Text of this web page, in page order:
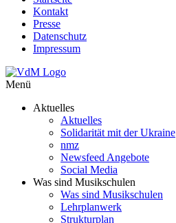
Kontakt
Presse
Datenschutz
Impressum
Menü
Aktuelles
Aktuelles
Solidarität mit der Ukraine
nmz
Newsfeed Angebote
Social Media
Was sind Musikschulen
Was sind Musikschulen
Lehrplanwerk
Strukturplan